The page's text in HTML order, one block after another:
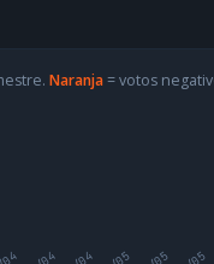
Naranja= votos